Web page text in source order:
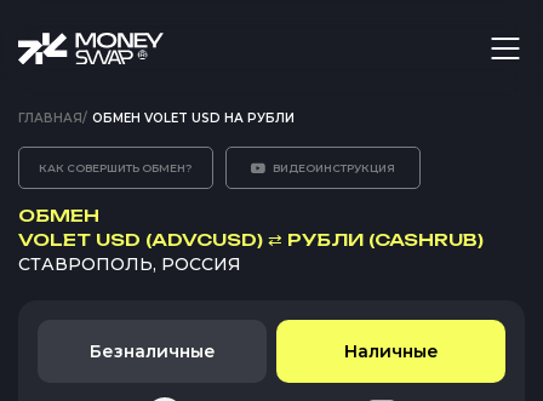
ГЛАВНАЯ/ ОБМЕН VOLET USD НА РУБЛИ
КАК СОВЕРШИТЬ ОБМЕН? ВИДЕОИНСТРУКЦИЯ
ОБМЕН
VOLET USD (ADVCUSD) ⇄ РУБЛИ (CASHRUB)
СТАВРОПОЛЬ, РОССИЯ
Безналичные Наличные